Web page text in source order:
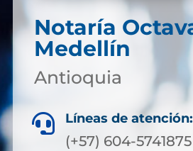
Notaría
Medellín
Antioquia
 Líneas de atención:
(+57) 604-